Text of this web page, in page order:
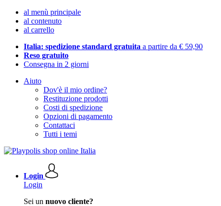
al menù principale
al contenuto
al carrello
Italia: spedizione standard gratuita a partire da € 59,90
Reso gratuito
Consegna in 2 giorni
Aiuto
Dov'è il mio ordine?
Restituzione prodotti
Costi di spedizione
Opzioni di pagamento
Contattaci
Tutti i temi
Login
Login
Sei un nuovo cliente?